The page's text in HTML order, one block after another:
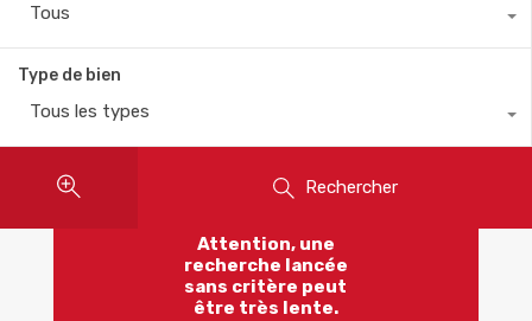
Tous
Type de bien
Tous les types
Rechercher
Attention, une
recherche lancée
sans critère peut
être très lente.